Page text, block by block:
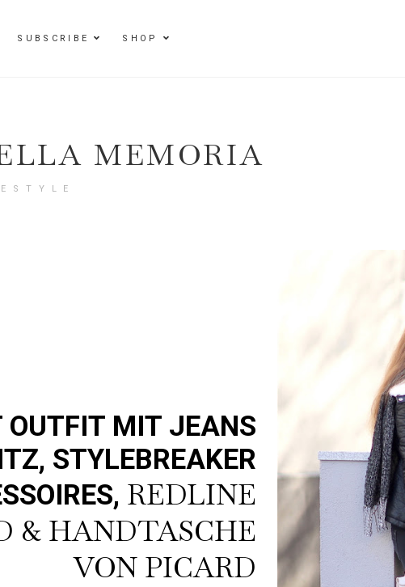
SUBSCRIBE SHOP
MEMORIA
OUTFIT MIT JEANS
STYLEBREAKER
REDLINE
& HANDTASCHE
VON PICARD